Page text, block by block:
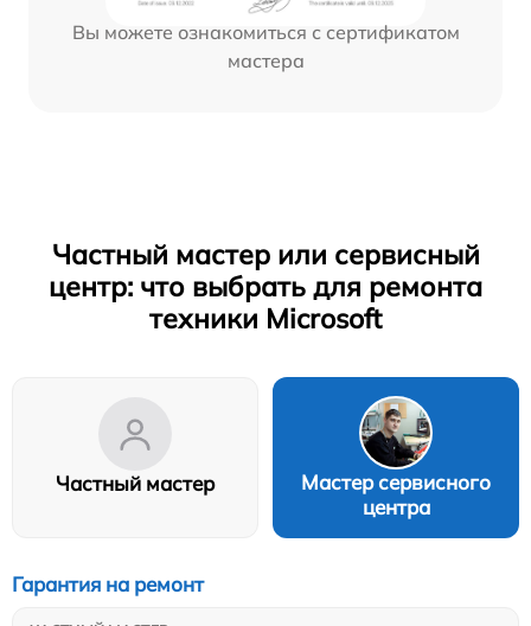
Вы можете ознакомиться с сертификатом
мастера
Частный мастер или сервисный
центр: что выбрать для ремонта
техники Microsoft
Частный мастер
Мастер сервисного
центра
Гарантия на ремонт